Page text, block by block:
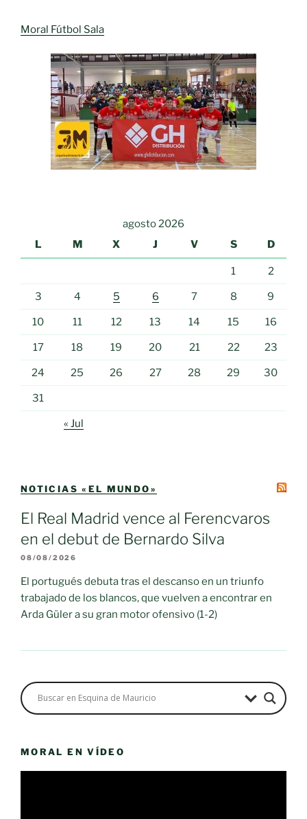
Moral Fútbol Sala
agosto 2026
L
M X J V S D
1 2
3 4 5 6 7 8 9
10 11 12 13 14 15 16
17 18 19 20 21 22 23
24 25 26 27 28 29 30
31
« Jul
NOTICIAS «EL MUNDO»
El Real Madrid vence al Ferencvaros
en el debut de Bernardo Silva
08/08/2026
El portugués debuta tras el descanso en un triunfo
trabajado de los blancos, que vuelven a encontrar en
Arda Güler a su gran motor ofensivo (1-2)
MORAL EN VÍDEO